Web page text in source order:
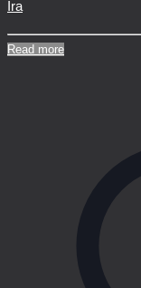
Ira
Read more